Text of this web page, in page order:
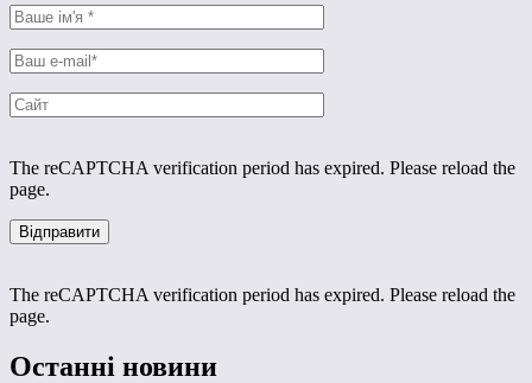
The reCAPTCHA verification period has expired. Please reload the
page.
The reCAPTCHA verification period has expired. Please reload the
page.
Останні новини